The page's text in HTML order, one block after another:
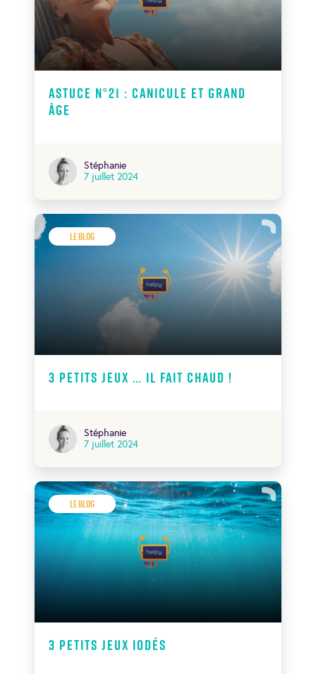
Astuce N°21 : CANICULE ET GRAND
ÂGE
Stéphanie
7 juillet 2024
Le Blog
3 petits jeux … il fait chaud !
Stéphanie
7 juillet 2024
Le Blog
3 petits jeux iodés